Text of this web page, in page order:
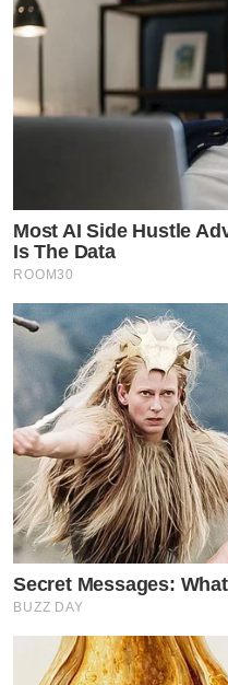
Most AI Side Hustle
Is The Data
ROOM30
Secret Messages:
BUZZ DAY